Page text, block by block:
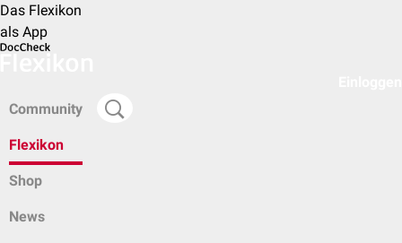
Das Flexikon
als App
Community
Flexikon
Shop
News